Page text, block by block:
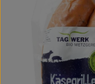
Obst & Gemüse
Naturkost